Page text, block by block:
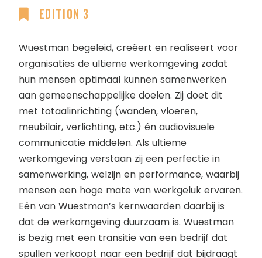
Edition 3
Wuestman begeleid, creëert en realiseert voor
organisaties de ultieme werkomgeving zodat
hun mensen optimaal kunnen samenwerken
aan gemeenschappelijke doelen. Zij doet dit
met totaalinrichting (wanden, vloeren,
meubilair, verlichting, etc.) én audiovisuele
communicatie middelen. Als ultieme
werkomgeving verstaan zij een perfectie in
samenwerking, welzijn en performance, waarbij
mensen een hoge mate van werkgeluk ervaren.
Eén van Wuestman’s kernwaarden daarbij is
dat de werkomgeving duurzaam is. Wuestman
is bezig met een transitie van een bedrijf dat
spullen verkoopt naar een bedrijf dat bijdraagt